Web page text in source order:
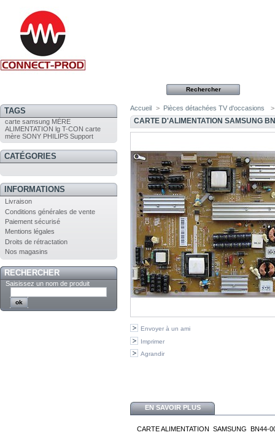
TAGS
carte samsung MÈRE
ALIMENTATION lg T-CON carte
mère SONY PHILIPS Support
CATÉGORIES
INFORMATIONS
Livraison
Conditions générales de vente
Paiement sécurisé
Mentions légales
Droits de rétractation
Nos magasins
RECHERCHER
Saisissez un nom de produit
Accueil > Pièces détachées TV d'occasions >
CARTE D'ALIMENTATION SAMSUNG
Envoyer à un ami
Imprimer
Agrandir
EN SAVOIR PLUS
CARTE ALIMENTATION SAMSUNG BN44-